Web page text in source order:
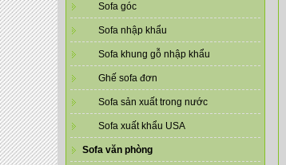
Sofa góc
Sofa nhập khẩu
Sofa khung gỗ nhập khẩu
Ghế sofa đơn
Sofa sản xuất trong nước
Sofa xuất khẩu USA
Sofa văn phòng